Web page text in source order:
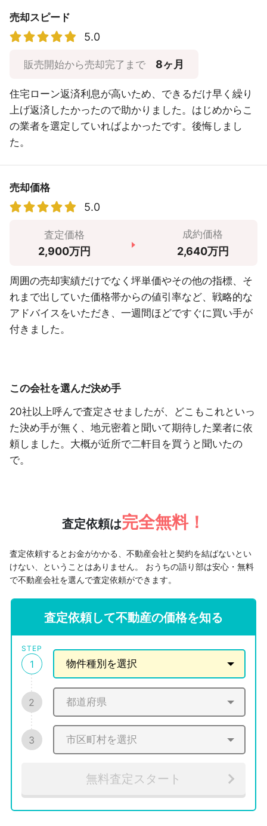
売却スピード
5.0
販売開始から売却完了まで 8ヶ月
住宅ローン返済利息が高いため、できるだけ早く繰り
上げ返済したかったので助かりました。はじめからこ
の業者を選定していればよかったです。後悔しまし
た。
売却価格
5.0
査定価格
2,900万円
成約価格
2,640万円
周囲の売却実績だけでなく坪単価やその他の指標、そ
れまで出していた価格帯からの値引率など、戦略的な
アドバイスをいただき、一週間ほどですぐに買い手が
付きました。
この会社を選んだ決め手
20社以上呼んで査定させましたが、どこもこれといっ
た決め手が無く、地元密着と聞いて期待した業者に依
頼しました。大概が近所で二軒目を買うと聞いたの
で。
査定依頼は完全無料！
査定依頼するとお金がかかる、不動産会社と契約を結ばないとい
けない、ということはありません。 おうちの語り部は安心・無料
で不動産会社を選んで査定依頼ができます。
査定依頼して不動産の価格を知る
STEP
1
2
3
無料査定スタート